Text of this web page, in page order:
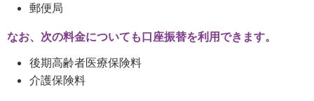
郵便局
なお、次の料金についても口座振替を利用できます。
後期高齢者医療保険料
介護保険料